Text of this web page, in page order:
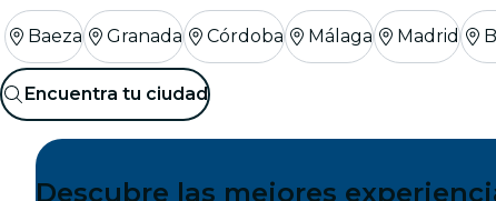
Baeza Granada Córdoba Málaga Madrid
Encuentra tu ciudad
Descubre las mejores